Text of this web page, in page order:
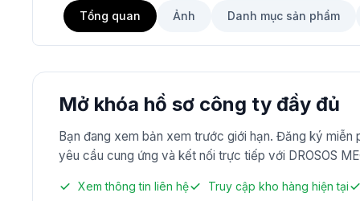
Tổng quan Ảnh Danh mục sản phẩm
Mở khóa hồ sơ công ty đầy đủ
Bạn đang xem bản xem trước giới hạn. Đăng ký miễn
yêu cầu cung ứng và kết nối trực tiếp với DROSOS
Xem thông tin liên hệ Truy cập kho hàng hiện tại